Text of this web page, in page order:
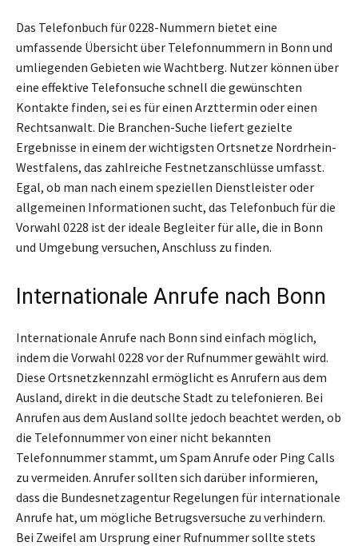
Das Telefonbuch für 0228-Nummern bietet eine
umfassende Übersicht über Telefonnummern in Bonn und
umliegenden Gebieten wie Wachtberg. Nutzer können über
eine effektive Telefonsuche schnell die gewünschten
Kontakte finden, sei es für einen Arzttermin oder einen
Rechtsanwalt. Die Branchen-Suche liefert gezielte
Ergebnisse in einem der wichtigsten Ortsnetze Nordrhein-
Westfalens, das zahlreiche Festnetzanschlüsse umfasst.
Egal, ob man nach einem speziellen Dienstleister oder
allgemeinen Informationen sucht, das Telefonbuch für die
Vorwahl 0228 ist der ideale Begleiter für alle, die in Bonn
und Umgebung versuchen, Anschluss zu finden.
Internationale Anrufe nach Bonn
Internationale Anrufe nach Bonn sind einfach möglich,
indem die Vorwahl 0228 vor der Rufnummer gewählt wird.
Diese Ortsnetzkennzahl ermöglicht es Anrufern aus dem
Ausland, direkt in die deutsche Stadt zu telefonieren. Bei
Anrufen aus dem Ausland sollte jedoch beachtet werden, ob
die Telefonnummer von einer nicht bekannten
Telefonnummer stammt, um Spam Anrufe oder Ping Calls
zu vermeiden. Anrufer sollten sich darüber informieren,
dass die Bundesnetzagentur Regelungen für internationale
Anrufe hat, um mögliche Betrugsversuche zu verhindern.
Bei Zweifel am Ursprung einer Rufnummer sollte stets